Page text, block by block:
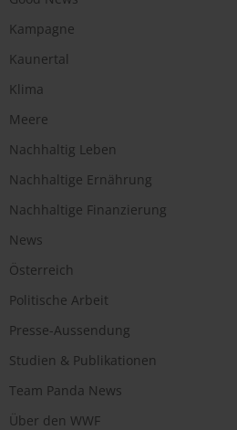
Kampagne
Kaunertal
Klima
Meere
Nachhaltig Leben
Nachhaltige Ernährung
Nachhaltige Finanzierung
News
Österreich
Politische Arbeit
Presse-Aussendung
Studien & Publikationen
Team Panda News
Über den WWF